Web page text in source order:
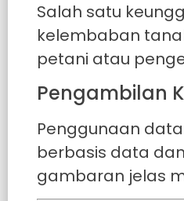
Salah satu
kelembaban
petani atau
Pengambilan
Penggunaan
berbasis data
gambaran jelas